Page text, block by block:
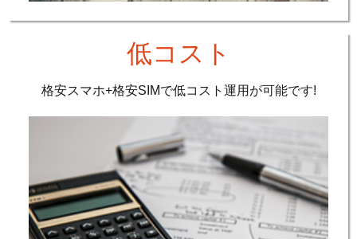
低コスト
格安スマホ+格安SIMで低コスト運用が可能です!